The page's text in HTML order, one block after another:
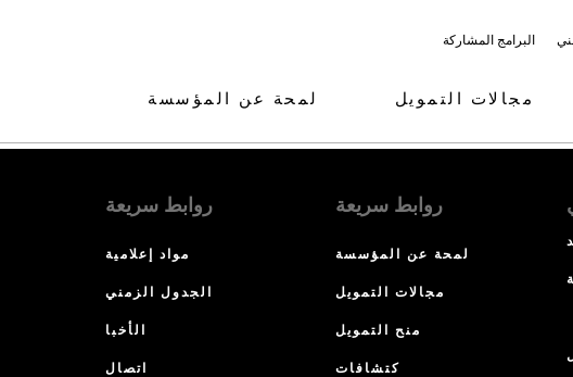
البرامج المشاركة
لمحة عن المؤسسة مجالات التمويل
روابط سريعة
مواد إعلامية
الجدول الزمني
الأخبا
اتصال
روابط سريعة
لمحة عن المؤسسة
مجالات التمويل
منح التمويل
كتشافات